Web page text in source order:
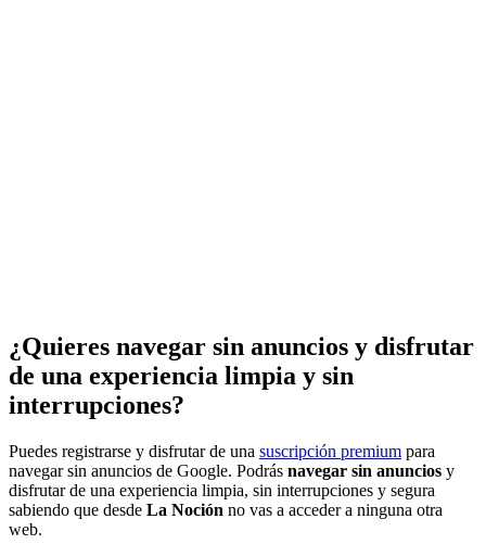
¿Quieres navegar sin anuncios y disfrutar
de una experiencia limpia y sin
interrupciones?
Puedes registrarse y disfrutar de una suscripción premium para
navegar sin anuncios de Google. Podrás navegar sin anuncios y
disfrutar de una experiencia limpia, sin interrupciones y segura
sabiendo que desde La Noción no vas a acceder a ninguna otra
web.